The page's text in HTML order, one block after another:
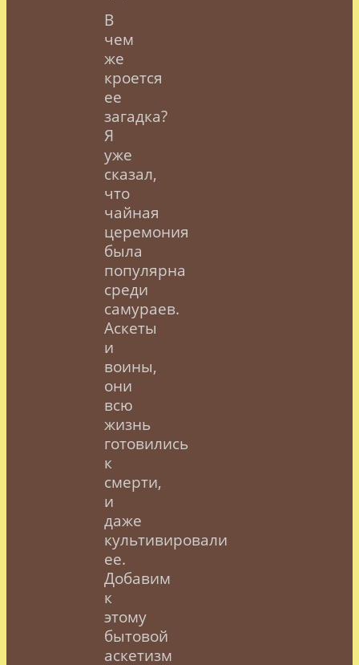
В
чем
же
кроется
ее
загадка?
Я
уже
сказал,
что
чайная
церемония
была
популярна
среди
самураев.
Аскеты
и
воины,
они
всю
жизнь
готовились
к
смерти,
и
даже
культивировали
ее.
Добавим
к
этому
бытовой
аскетизм